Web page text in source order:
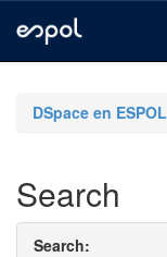
navigationDSpace en ESPOL
Search
Search: